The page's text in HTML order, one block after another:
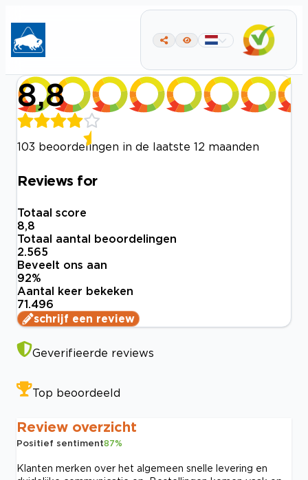
8,8
103 beoordelingen in de laatste 12 maanden
Reviews for
Totaal score
8,8
Totaal aantal beoordelingen
2.565
Beveelt ons aan
92%
Aantal keer bekeken
71.496
schrijf een review
Geverifieerde reviews
Top beoordeeld
Review overzicht
Positief sentiment87%
Klanten merken over het algemeen snelle levering en